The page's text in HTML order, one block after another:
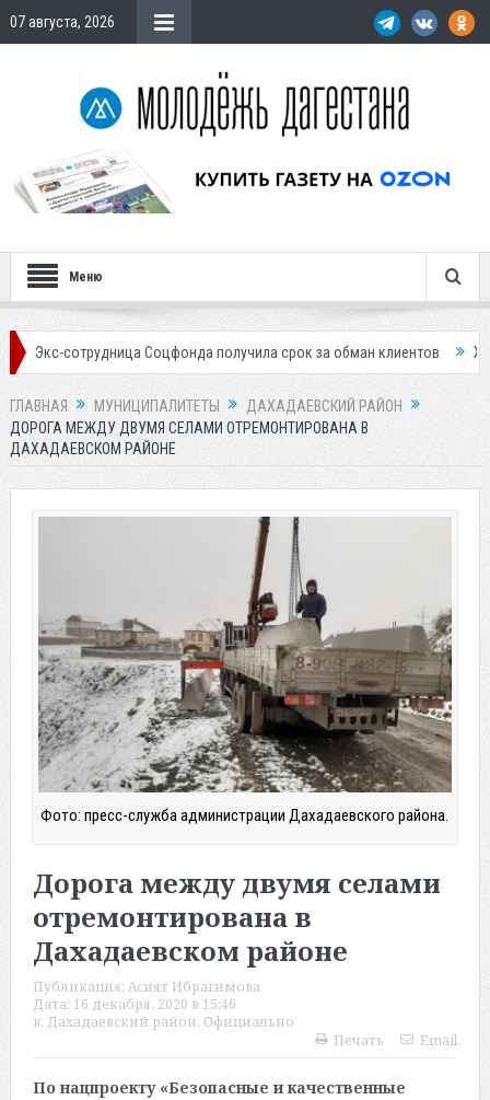
07 августа, 2026
Меню
Соцфонда получила срок за обман клиентов Жителей
ГЛАВНАЯ МУНИЦИПАЛИТЕТЫ
ДАХАДАЕВСКИЙ РАЙОН
ДОРОГА МЕЖДУ ДВУМЯ СЕЛАМИ ОТРЕМОНТИРОВАНА В
ДАХАДАЕВСКОМ РАЙОНЕ
Фото: пресс-служба администрации Дахадаевского района.
Дорога между двумя селами
отремонтирована в
Дахадаевском районе
Публикация: Асият Ибрагимова
Дата: 16 декабря, 2020 в 15:46
в: Дахадаевский район, Официально
Печать
Email
По нацпроекту «Безопасные и качественные